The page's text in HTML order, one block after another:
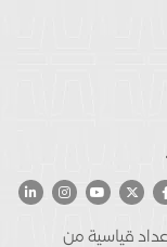
قياسية من